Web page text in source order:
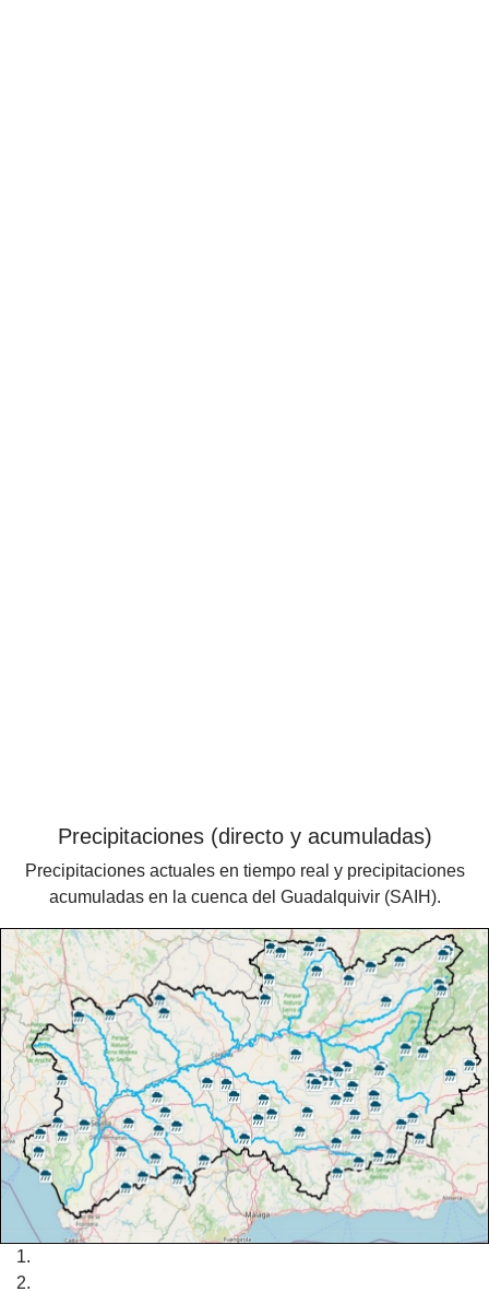
Precipitaciones (directo y acumuladas)
Precipitaciones actuales en tiempo real y precipitaciones
acumuladas en la cuenca del Guadalquivir (SAIH).